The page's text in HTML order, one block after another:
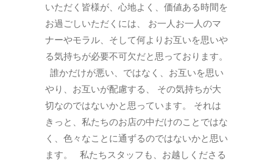
いただく皆様が、心地よく、価値ある時間を
お過ごしいただくには、 お一人お一人のマ
ナーやモラル、そして何よりお互いを思いや
る気持ちが必要不可欠だと思っております。
誰かだけが悪い、ではなく、お互いを思い
やり、お互いが配慮する、 その気持ちが大
切なのではないかと思っています。 それは
きっと、私たちのお店の中だけのことではな
く、色々なことに通ずるのではないかと思い
ます。 私たちスタッフも、お越しくださる